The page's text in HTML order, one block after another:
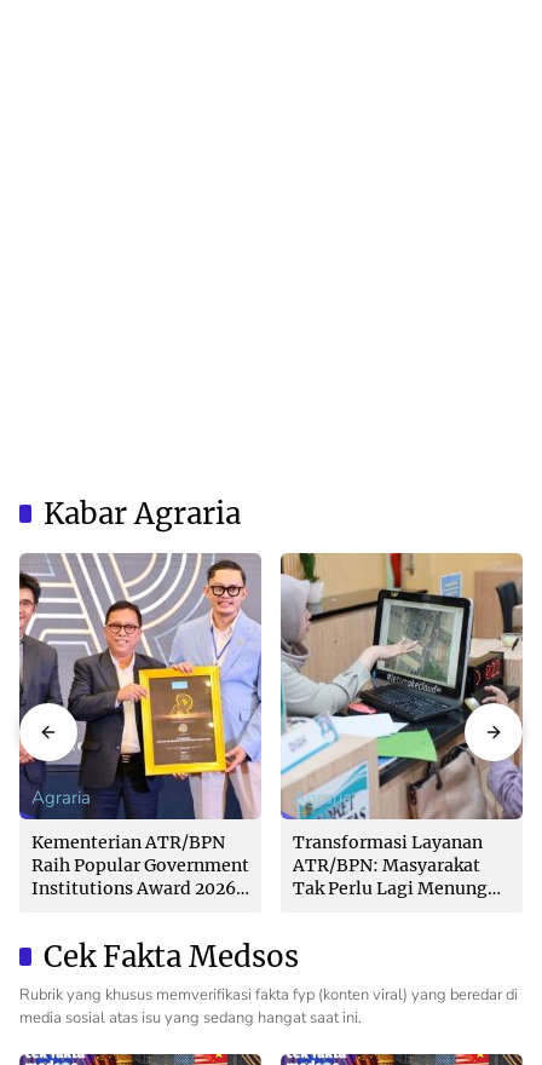
Kabar Agraria
Agraria
Kementerian ATR/BPN
Raih Popular Government
Institutions Award 2026
Agraria
Transformasi Layanan
ATR/BPN: Masyarakat
Tak Perlu Lagi Menunggu
Cek Fakta Medsos
Rubrik yang khusus memverifikasi fakta fyp (konten viral) yang beredar di
media sosial atas isu yang sedang hangat saat ini.